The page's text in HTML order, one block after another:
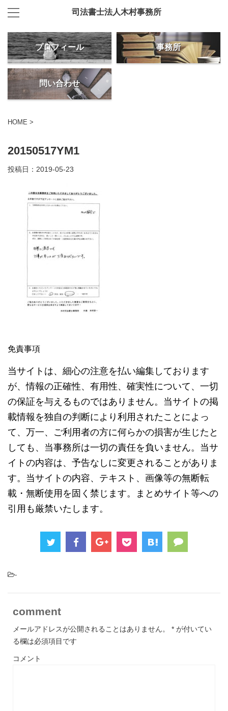
司法書士法人木村事務所
プロフィール 事務所
問い合わせ
HOME >
20150517YM1
投稿日： 2019-05-23
免責事項
当サイトは、細心の注意を払い編集しております
が、情報の正確性、有用性、確実性について、一切
の保証を与えるものではありません。当サイトの掲
載情報を独自の判断により利用されたことによっ
て、万一、ご利用者の方に何らかの損害が生じたと
しても、当事務所は一切の責任を負いません。当サ
イトの内容は、予告なしに変更されることがありま
す。当サイトの内容、テキスト、画像等の無断転
載・無断使用を固く禁じます。まとめサイト等への
引用も厳禁いたします。
-
comment
メールアドレスが公開されることはありません。 * が付いてい
る欄は必須項目です
コメント